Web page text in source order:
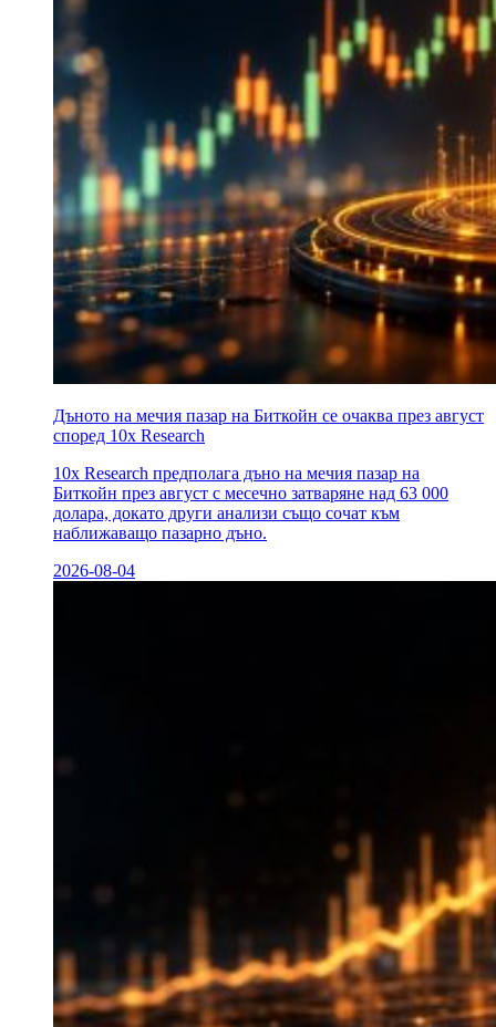
Дъното на мечия пазар на Биткойн се очаква през август
според 10x Research
10x Research предполага дъно на мечия пазар на
Биткойн през август с месечно затваряне над 63 000
долара, докато други анализи също сочат към
наближаващо пазарно дъно.
2026-08-04